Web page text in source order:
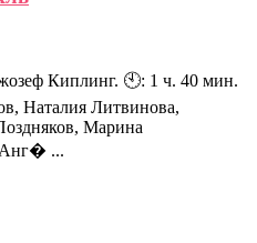
Киплинг. 🕙: 1 ч. 40 мин.
Наталия Литвинова,
Марина
Анг� ...